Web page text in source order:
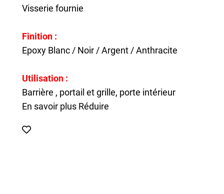
Visserie fournie
Finition :
Epoxy Blanc / Noir / Argent / Anthracite
Utilisation :
Barrière , portail et grille, porte intérieur
En savoir plus Réduire